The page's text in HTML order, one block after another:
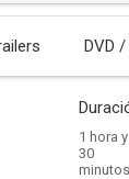
DVD
1 hora y
30
minutos